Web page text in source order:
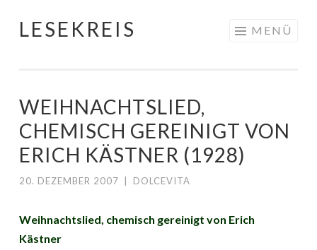
Springe
LESEKREIS MENÜ
WEIHNACHTSLIED,
CHEMISCH GEREINIGT VON
ERICH KÄSTNER (1928)
20. DEZEMBER 2007 DOLCEVITA
Weihnachtslied, chemisch gereinigt von Erich
Kästner